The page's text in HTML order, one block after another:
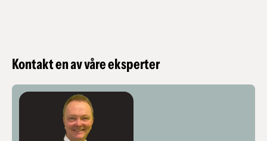
Kontakt en av våre eksperter